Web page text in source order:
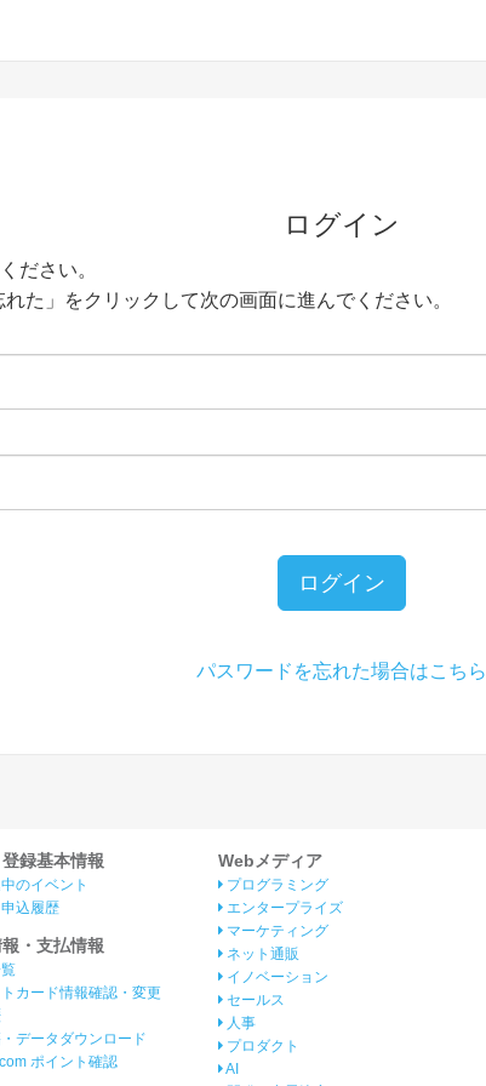
ログイン
ださい。
た」をクリックして次の画面に進んでください。
ログイン
パスワードを忘れた場合はこちら
録基本情報
のイベント
込履歴
・支払情報
カード情報確認・変更
データダウンロード
ポイント確認
Webメディア
プログラミング
エンタープライズ
マーケティング
ネット通販
イノベーション
セールス
人事
プロダクト
AI